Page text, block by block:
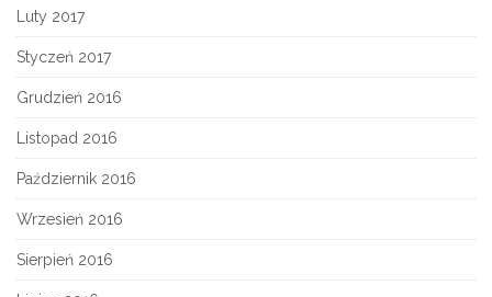
Luty 2017
Styczeń 2017
Grudzień 2016
Listopad 2016
Październik 2016
Wrzesień 2016
Sierpień 2016